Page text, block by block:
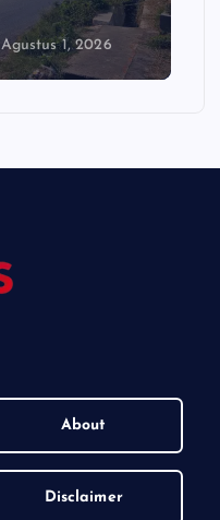
Agustus 1, 2026
About
Disclaimer